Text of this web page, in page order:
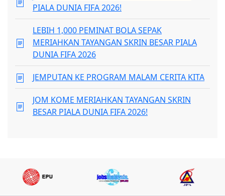
PIALA DUNIA FIFA 2026!
LEBIH 1,000 PEMINAT BOLA SEPAK
MERIAHKAN TAYANGAN SKRIN BESAR PIALA
DUNIA FIFA 2026
JEMPUTAN KE PROGRAM MALAM CERITA KITA
JOM KOME MERIAHKAN TAYANGAN SKRIN
BESAR PIALA DUNIA FIFA 2026!